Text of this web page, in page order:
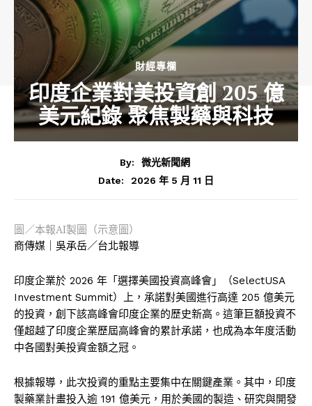
財經專欄
印度企業對美投資創 205 億
美元紀錄 聚焦製藥與科技
By:
微光新聞網
Date:
2026 年 5 月 11 日
圖／本報AI製圖（示意圖）
商傳媒｜吳承岳／台北報導
印度企業於 2026 年「選擇美國投資高峰會」（SelectUSA
Investment Summit）上，承諾對美國進行高達 205 億美元
的投資，創下該高峰會印度企業的歷史新高。這筆巨額投資不
僅超越了印度企業歷屆高峰會的累計承諾，也成為本年度活動
中各國對美投資金額之冠。
根據報導，此次投資的重點主要集中在關鍵產業。其中，印度
製藥業計畫投入逾 191 億美元，用於美國的製造、研究與開發